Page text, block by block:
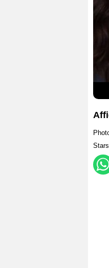
Stars